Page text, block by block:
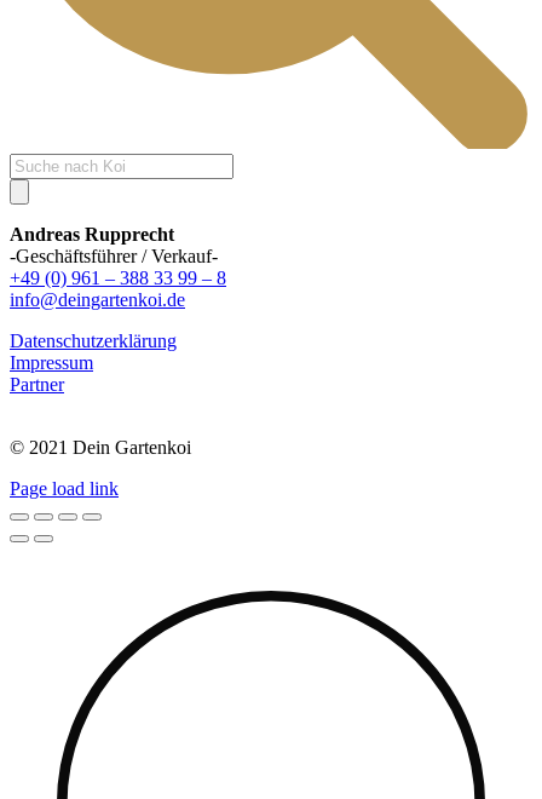
Products
search
Andreas Rupprecht
-Geschäftsführer / Verkauf-
+49 (0) 961 – 388 33 99 – 8
info@deingartenkoi.de
Datenschutzerklärung
Impressum
Partner
© 2021 Dein Gartenkoi
Page load link